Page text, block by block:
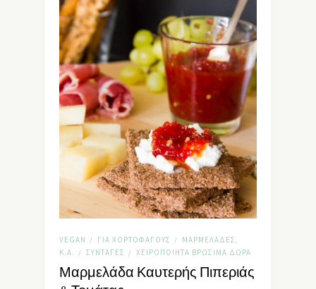
VEGAN / ΓΙΑ ΧΟΡΤΟΦΆΓΟΥΣ /
ΜΑΡΜΕΛΆΔΕΣ,
Κ.Α.
/ ΣΥΝΤΑΓΈΣ / ΧΕΙΡΟΠΟΊΗΤΑ ΒΡΏΣΙΜΑ ΔΏΡΑ
Μαρμελάδα Καυτερής Πιπεριάς